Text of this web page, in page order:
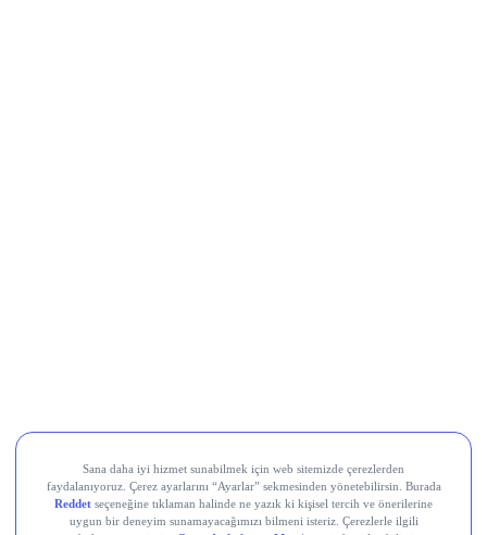
Teknik Analiz Nedir?